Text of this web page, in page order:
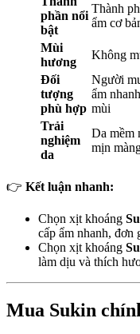
phần nổi
bật
Thành
ẩm cơ
Mùi
hương
Không
Đối
tượng
phù hợp
Người
ẩm
mùi
Trải
nghiệm
da
Da mềm
mịn
👉 Kết luận nhanh:
Chọn xịt khoáng
cấp ẩm nhanh, đơn
Chọn xịt khoáng
làm dịu và thích
Mua Sukin